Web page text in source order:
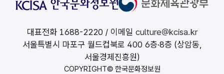
대표전화 1688-2220 / 이메일 culture@kcisa.kr
서울특별시 마포구 월드컵북로 400 6층·8층 (상암동,
서울경제진흥원)
COPYRIGHT© 한국문화정보원